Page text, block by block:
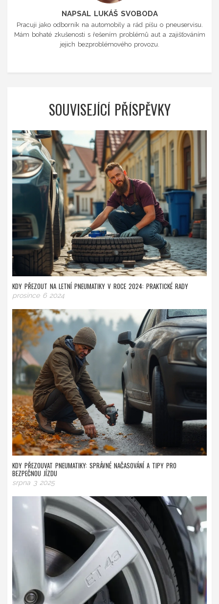
NAPSAL LUKÁŠ SVOBODA
Pracuji jako odborník na automobily a rád píšu o pneuservisu.
Mám bohaté zkušenosti s řešením problémů aut a zajišťováním
jejich bezproblémového provozu.
SOUVISEJÍCÍ PŘÍSPĚVKY
KDY PŘEZOUT NA LETNÍ PNEUMATIKY V ROCE 2024: PRAKTICKÉ RADY
prosince 6 2024
KDY PŘEZOUVAT PNEUMATIKY: SPRÁVNÉ NAČASOVÁNÍ A TIPY PRO
BEZPEČNOU JÍZDU
srpna 3 2025